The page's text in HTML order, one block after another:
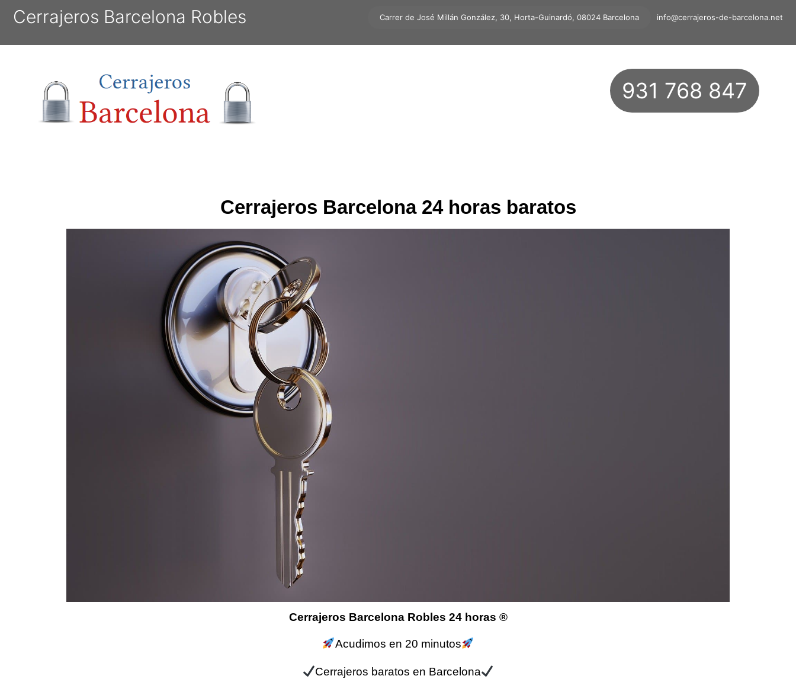
Carrer de José Millán González, 30, Horta-Guinardó, 08024 Barcelona
Cerrajeros Barcelona Robles info@cerrajeros-de-barcelona.net
931 768 847
Cerrajeros Barcelona 24 horas baratos
Cerrajeros Barcelona Robles 24 horas ®
Acudimos en 20 minutos
Cerrajeros baratos en Barcelona